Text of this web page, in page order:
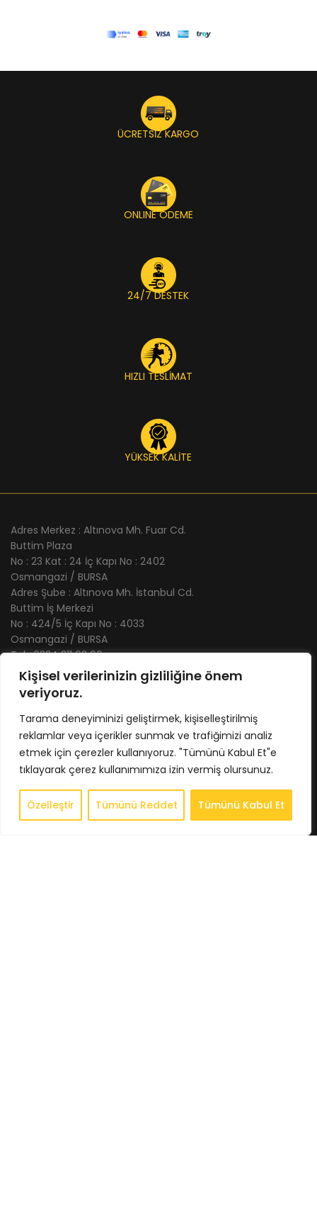
Kişisel verilerinizin gizliliğine önem
veriyoruz.
Tarama deneyiminizi geliştirmek, kişiselleştirilmiş
reklamlar veya içerikler sunmak ve trafiğimizi analiz
etmek için çerezler kullanıyoruz. "Tümünü Kabul Et"e
tıklayarak çerez kullanımımıza izin vermiş olursunuz.
Özelleştir Tümünü Reddet Tümünü Kabul Et
ÜCRETSİZ KARGO
ONLINE ÖDEME
24/7 DESTEK
HIZLI TESLİMAT
YÜKSEK KALİTE
Adres Merkez : Altınova Mh. Fuar Cd.
Buttim Plaza
No : 23 Kat : 24 İç Kapı No : 2402
Osmangazi / BURSA
Adres Şube : Altınova Mh. İstanbul Cd.
Buttim İş Merkezi
No : 424/5 İç Kapı No : 4033
Osmangazi / BURSA
Tel : 0224 211 62 66
Gsm : 0543 407 93 23
E-Posta : info@bkbstore.com
KURUMSAL
Anasayfa
Hakkımızda
Store
İletişim
0